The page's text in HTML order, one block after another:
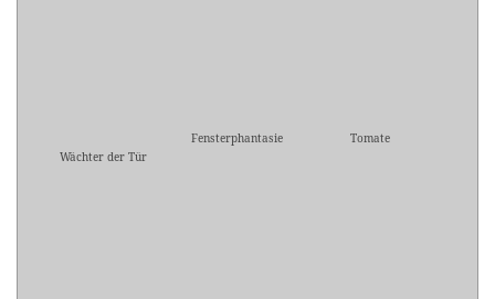
Wächter der Tür
Fensterphantasie Tomate